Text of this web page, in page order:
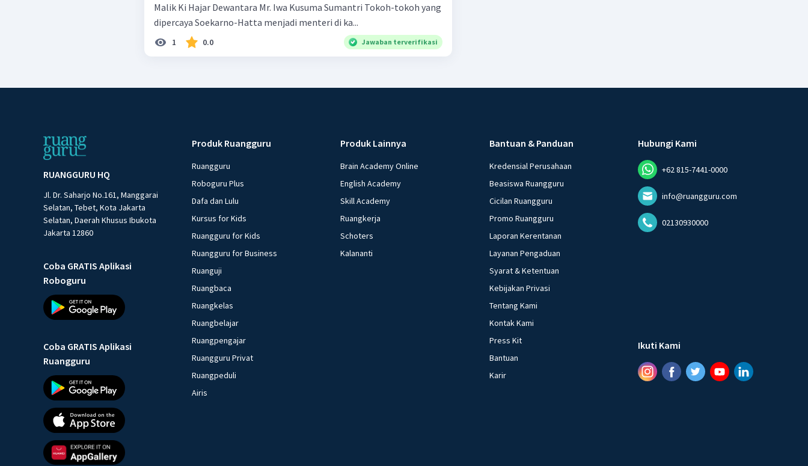
Malik Ki Hajar Dewantara Mr. Iwa Kusuma Sumantri Tokoh-tokoh yang
dipercaya Soekarno-Hatta menjadi menteri di ka...
1 0.0 Jawaban terverifikasi
RUANGGURU HQ
Jl. Dr. Saharjo No.161, Manggarai
Selatan, Tebet, Kota Jakarta
Selatan, Daerah Khusus Ibukota
Jakarta 12860
Coba GRATIS Aplikasi
Roboguru
Coba GRATIS Aplikasi
Ruangguru
Produk Ruangguru
Ruangguru
Roboguru Plus
Dafa dan Lulu
Kursus for Kids
Ruangguru for Kids
Ruangguru for Business
Ruanguji
Ruangbaca
Ruangkelas
Ruangbelajar
Ruangpengajar
Ruangguru Privat
Ruangpeduli
Airis
Produk Lainnya
Brain Academy Online
English Academy
Skill Academy
Ruangkerja
Schoters
Kalananti
Bantuan & Panduan
Kredensial Perusahaan
Beasiswa Ruangguru
Cicilan Ruangguru
Promo Ruangguru
Laporan Kerentanan
Layanan Pengaduan
Syarat & Ketentuan
Kebijakan Privasi
Tentang Kami
Kontak Kami
Press Kit
Bantuan
Karir
Hubungi Kami
+62 815-7441-0000
info@ruangguru.com
02130930000
Ikuti Kami